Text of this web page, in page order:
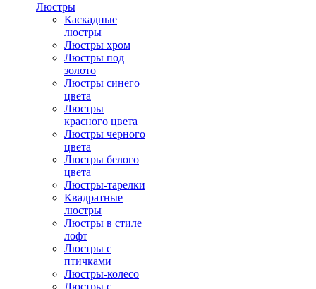
Люстры
Каскадные
люстры
Люстры хром
Люстры под
золото
Люстры синего
цвета
Люстры
красного цвета
Люстры черного
цвета
Люстры белого
цвета
Люстры-тарелки
Квадратные
люстры
Люстры в стиле
лофт
Люстры с
птичками
Люстры-колесо
Люстры с